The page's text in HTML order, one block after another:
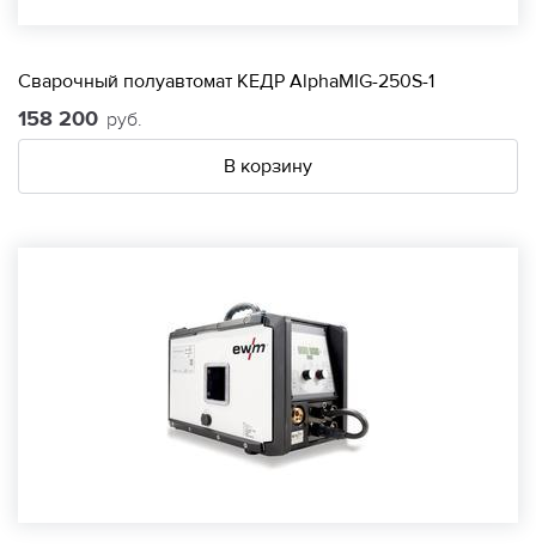
Сварочный полуавтомат КЕДР AlphaMIG-250S-1
158 200 руб.
В корзину